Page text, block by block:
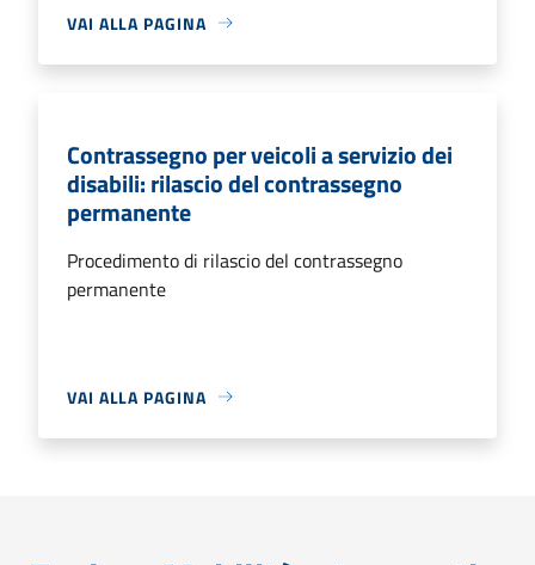
VAI ALLA PAGINA
Contrassegno per veicoli a servizio dei
disabili: rilascio del contrassegno
permanente
Procedimento di rilascio del contrassegno
permanente
VAI ALLA PAGINA